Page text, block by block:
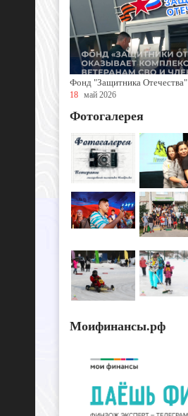
Фонд "Защитника Отечества"
18 май 2026
Фотогалерея
Моифинансы.рф